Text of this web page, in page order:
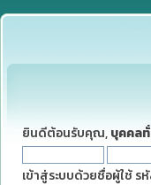
ยินดีต้อนรับคุณ, บุคคลทั่
เข้าสู่ระบบด้วยชื่อผู้ใช้ รหั